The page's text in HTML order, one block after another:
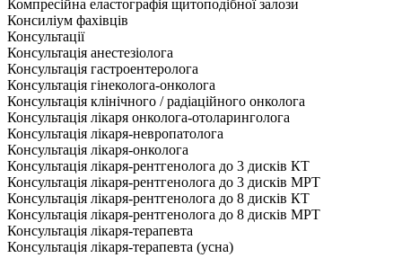
Компресійна еластографія щитоподібної залози
Консиліум фахівців
Консультації
Консультація анестезіолога
Консультація гастроентеролога
Консультація гінеколога-онколога
Консультація клінічного / радіаційного онколога
Консультація лікаря онколога-отоларинголога
Консультація лікаря-невропатолога
Консультація лікаря-онколога
Консультація лікаря-рентгенолога до 3 дисків КТ
Консультація лікаря-рентгенолога до 3 дисків МРТ
Консультація лікаря-рентгенолога до 8 дисків КТ
Консультація лікаря-рентгенолога до 8 дисків МРТ
Консультація лікаря-терапевта
Консультація лікаря-терапевта (усна)